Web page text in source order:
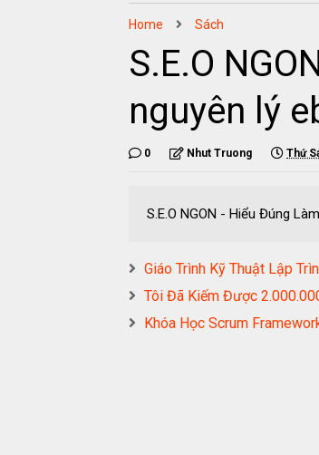
Home Sách
S.E.O
nguyên lý
0 Nhut Truong Thứ
S.E.O NGON - Hiểu Đúng
Giáo Trình Kỹ Thuật Lập
Tôi Đã Kiếm Được
Khóa Học Scrum